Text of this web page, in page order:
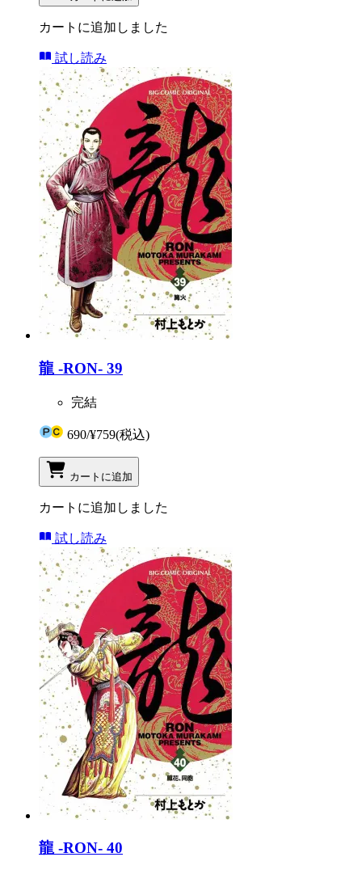
カートに追加しました
試し読み
龍 -RON- 39
完結
690/¥759(税込)
カートに追加
カートに追加しました
試し読み
龍 -RON- 40